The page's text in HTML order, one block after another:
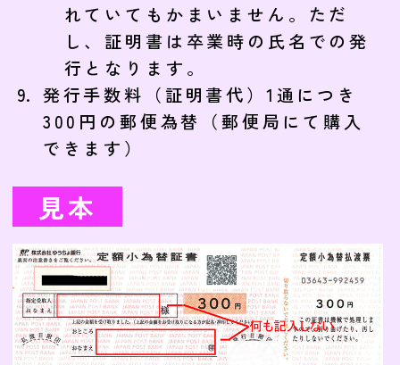
れていてもかまいません。ただ
し、証明書は卒業時の氏名での発
行となります。
発行手数料（証明書代）1通につき
300円の郵便為替（郵便局にて購入
できます）
見本